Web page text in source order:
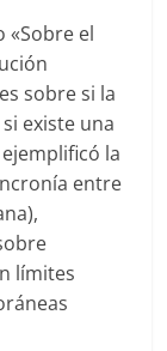
el
sobre si la
existe una
la
entre
límites